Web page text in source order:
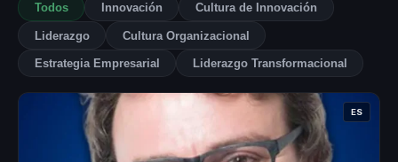
Todos Innovación Cultura de Innovación
Liderazgo Cultura Organizacional
Estrategia Empresarial Liderazgo Transformacional
ES